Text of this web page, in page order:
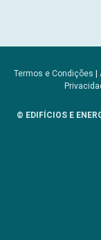
Termos e Condições
© EDIFÍCIOS E